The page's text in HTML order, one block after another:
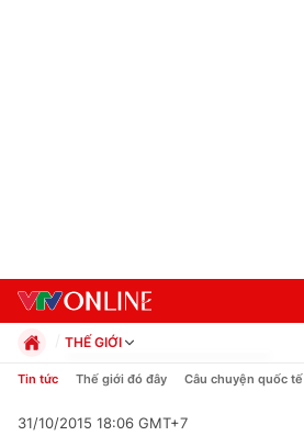
THẾ GIỚI
Chính trị
Pháp luật
Tin tức Thế giới đó đây Câu chuyện quốc tế
31/10/2015 18:06 GMT+7